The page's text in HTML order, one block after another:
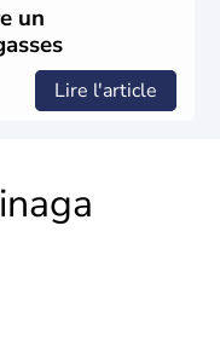
un
Lire l'article